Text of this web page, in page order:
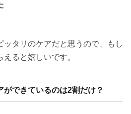
ッタリのケアだと思うので、もし
ると嬉しいです。
ができているのは2割だけ？